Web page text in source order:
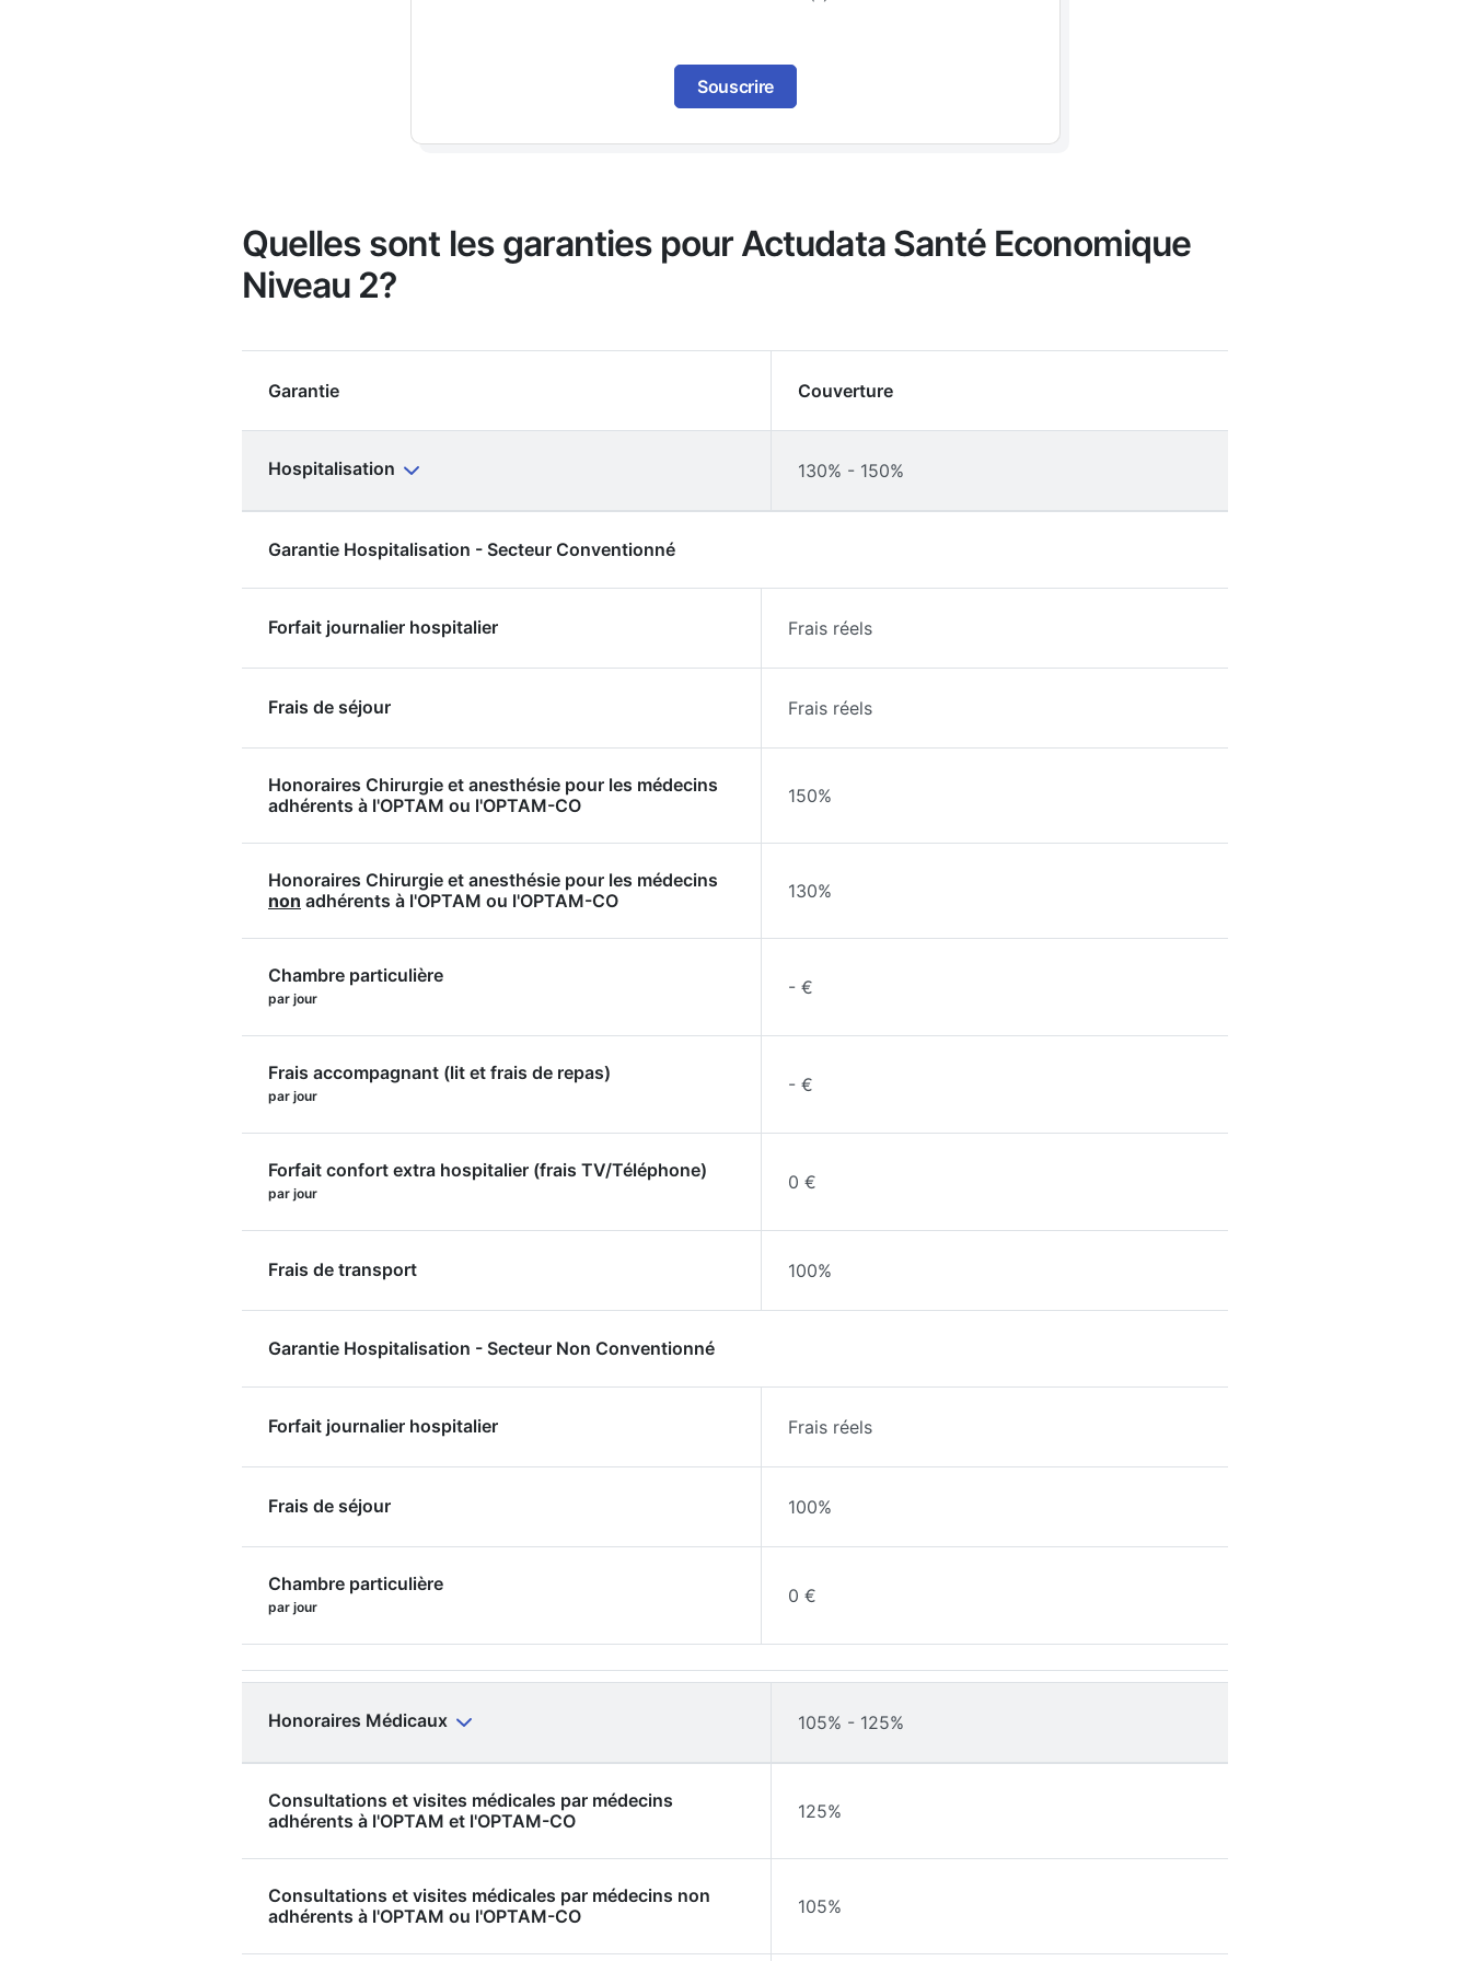
Souscrire
Quelles sont les garanties pour Actudata Santé Economique
Niveau 2?
Garantie Couverture
Hospitalisation 130% - 150%
Garantie Hospitalisation - Secteur Conventionné
Forfait journalier hospitalier Frais réels
Frais de séjour Frais réels
Honoraires Chirurgie et anesthésie pour les médecins
adhérents à l'OPTAM ou l'OPTAM-CO
150%
Honoraires Chirurgie et anesthésie pour les médecins
non adhérents à l'OPTAM ou l'OPTAM-CO 130%
Chambre particulière
par jour
- €
Frais accompagnant (lit et frais de repas)
par jour
- €
Forfait confort extra hospitalier (frais TV/Téléphone)
par jour
0 €
Frais de transport 100%
Garantie Hospitalisation - Secteur Non Conventionné
Forfait journalier hospitalier Frais réels
Frais de séjour 100%
Chambre particulière
par jour
0 €
Honoraires Médicaux 105% - 125%
Consultations et visites médicales par médecins
adhérents à l'OPTAM et l'OPTAM-CO
125%
Consultations et visites médicales par médecins non
adhérents à l'OPTAM ou l'OPTAM-CO
105%